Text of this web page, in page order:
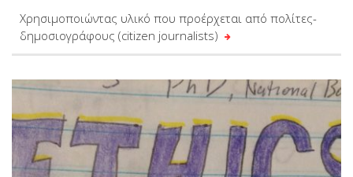
Χρησιμοποιώντας υλικό που προέρχεται από πολίτες-
δημοσιογράφους (citizen journalists)